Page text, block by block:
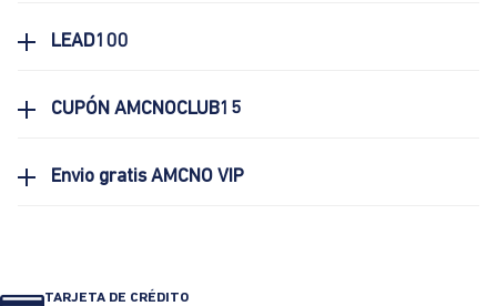
LEAD100
CUPÓN AMCNOCLUB15
Envio gratis AMCNO VIP
TARJETA DE CRÉDITO